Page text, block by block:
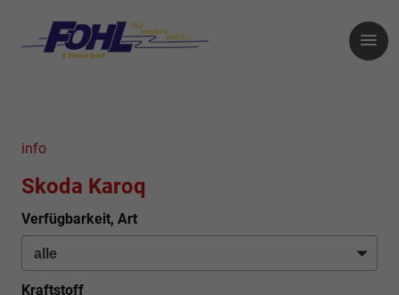
info
Skoda Karoq
Verfügbarkeit, Art
Kraftstoff